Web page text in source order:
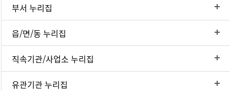
부서 누리집
읍/면/동 누리집
직속기관/사업소 누리집
유관기관 누리집